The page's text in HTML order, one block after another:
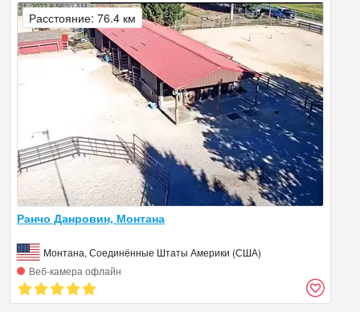
Ранчо Данровин, Монтана
Монтана, Соединённые Штаты Америки (США)
Веб‑камера офлайн
Расстояние: 76.4 км